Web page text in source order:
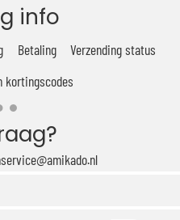
info
Betaling
Verzending status
kortingscodes